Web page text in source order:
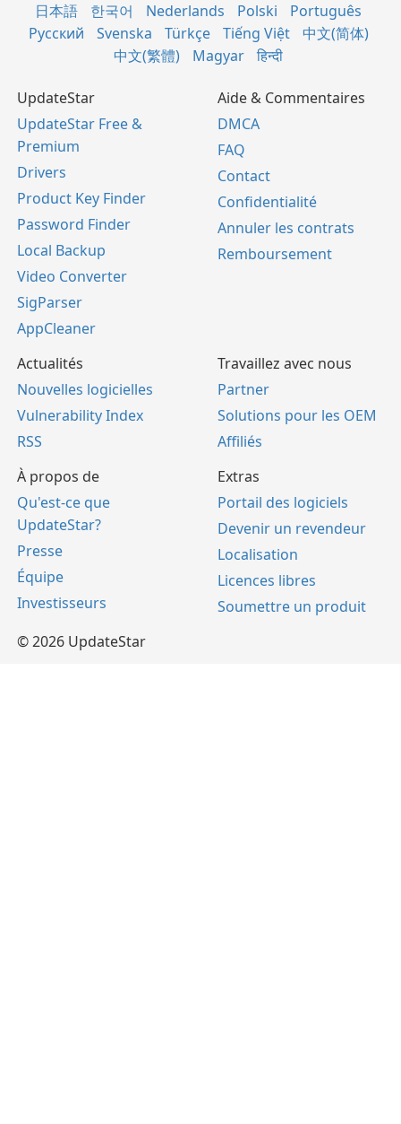
日本語
한국어 Nederlands Polski
Português
Русский
Svenska Türkçe Tiếng Việt
中文(简体)
中文(繁體)
Magyar हिन्दी
UpdateStar
UpdateStar Free &
Premium
Drivers
Product Key Finder
Password Finder
Local Backup
Video Converter
SigParser
AppCleaner
Aide & Commentaires
DMCA
FAQ
Contact
Confidentialité
Annuler les contrats
Remboursement
Actualités
Nouvelles logicielles
Vulnerability Index
RSS
Travaillez avec nous
Partner
Solutions pour les OEM
Affiliés
À propos de
Qu'est-ce que
UpdateStar?
Presse
Équipe
Investisseurs
Extras
Portail des logiciels
Devenir un revendeur
Localisation
Licences libres
Soumettre un produit
© 2026 UpdateStar